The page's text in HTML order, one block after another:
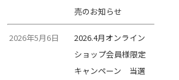
売のお知らせ
2026年5月6日
2026.4月オンライン
ショップ会員様限定
キャンペーン 当選